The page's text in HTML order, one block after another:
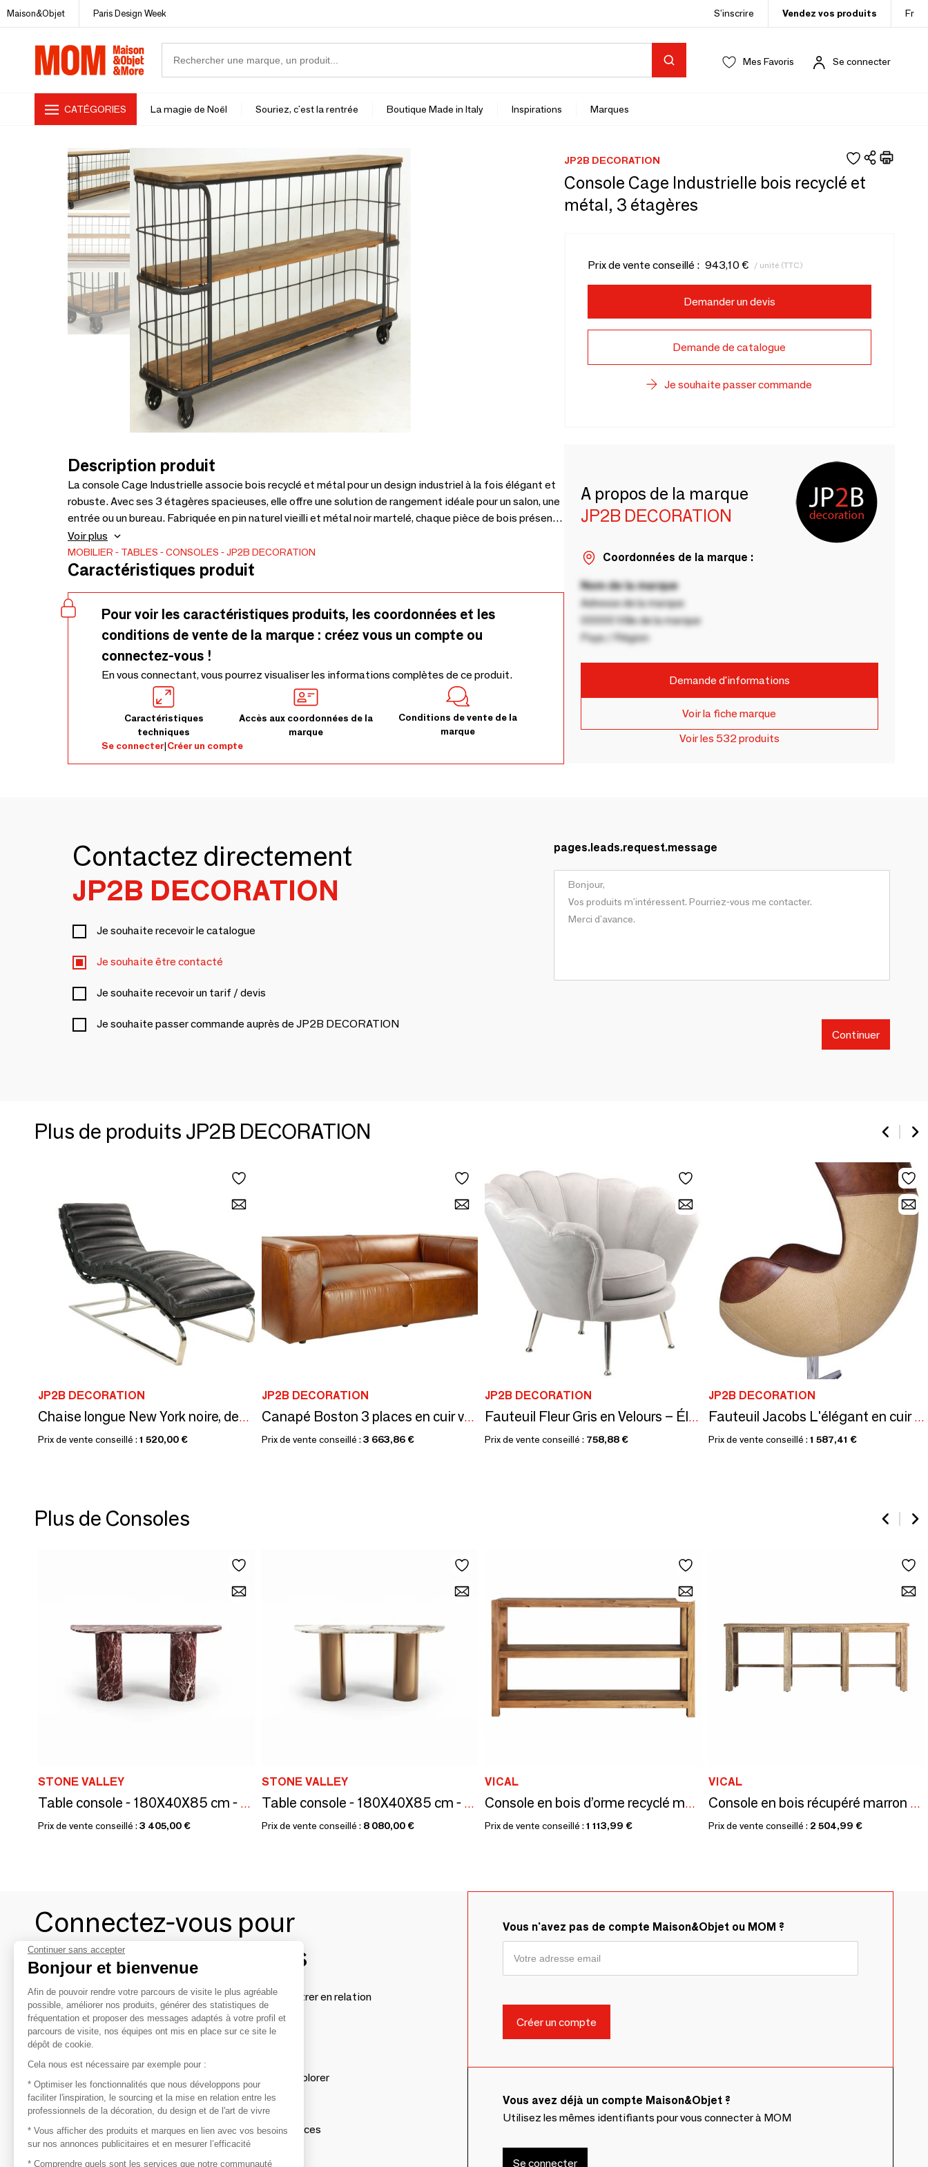
Maison&Objet Paris Design Week S’inscrire Vendez vos produits Fr
Mes Favoris Se connecter
CATÉGORIES La magie de Noël Souriez, c'est la rentrée Boutique Made in Italy Inspirations Marques
Description produit
La console Cage Industrielle associe bois recyclé et métal pour un design industriel à la fois élégant et
robuste. Avec ses 3 étagères spacieuses, elle offre une solution de rangement idéale pour un salon, une
entrée ou un bureau. Fabriquée en pin naturel vieilli et métal noir martelé, chaque pièce de bois présente
des irrégularités naturelles qui ajoutent au charme authentique de ce meuble. Dimensions : H82 x L180
x P40 cm, poids : 28 kg.
Voir plus
MOBILIER TABLES CONSOLES JP2B DECORATION
Caractéristiques produit
Pour voir les caractéristiques produits, les coordonnées et les
conditions de vente de la marque : créez vous un compte ou
connectez-vous !
En vous connectant, vous pourrez visualiser les informations complètes de ce produit.
Caractéristiques
techniques
Accès aux coordonnées de la
marque
Conditions de vente de la
marque
Se connecter|Créer un compte
JP2B DECORATION
Console Cage Industrielle bois recyclé et
métal, 3 étagères
Prix de vente conseillé : 943,10 € / unité (TTC)
Demander un devis
Demande de catalogue
Je souhaite passer commande
A propos de la marque
JP2B DECORATION
Coordonnées de la marque :
Nom de la marque
Adresse de la marque
00000 Ville de la marque
Pays / Région
Demande d'informations
Voir la fiche marque
Voir les 532 produits
Contactez directement
JP2B DECORATION
Je souhaite recevoir le catalogue
Je souhaite être contacté
Je souhaite recevoir un tarif / devis
Je souhaite passer commande auprès de JP2B DECORATION
pages.leads.request.message
Continuer
Plus de produits JP2B DECORATION
JP2B DECORATION
Chaise longue New York noire, design moderne, confort élégant
Prix de vente conseillé : 1 520,00 €
JP2B DECORATION
Canapé Boston 3 places en cuir véritable, design épuré et confortable
Prix de vente conseillé : 3 663,86 €
JP2B DECORATION
Fauteuil Fleur Gris en Velours – Élégance et Confort Chic
Prix de vente conseillé : 758,88 €
JP2B DECORATION
Fauteuil Jacobs L'élégant en cuir et toile de jute - Confort et style moderne
Prix de vente conseillé : 1 587,41 €
Plus de Consoles
STONE VALLEY
Table console - 180X40X85 cm - Ombrure - Marbre Rosso Levano
Prix de vente conseillé : 3 405,00 €
STONE VALLEY
Table console - 180X40X85 cm - Ombrure - Quartzite Patagonia
Prix de vente conseillé : 8 080,00 €
VICAL
Console en bois d’orme recyclé marron 140x45x80 cm
Prix de vente conseillé : 1 113,99 €
VICAL
Console en bois récupéré marron 230x57x83 cm
Prix de vente conseillé : 2 504,99 €
Connectez-vous pour
contacter les marques
Afin de profiter au mieux de l'expérience MOM et de rentrer en relation
avec vos marques préférées, créez-vous un compte.
Découvrir
Les produits de milliers de fournisseurs à explorer
S'inspirer
Inspiration et sélections de produits tendances
Vous n'avez pas de compte Maison&Objet ou MOM ?
Vous avez déjà un compte Maison&Objet ?
Utilisez les mêmes identifiants pour vous connecter à MOM
Se connecter
Continuer sans accepter
Bonjour et bienvenue
Afin de pouvoir rendre votre parcours de visite le plus agréable
possible, améliorer nos produits, générer des statistiques de
fréquentation et proposer des messages adaptés à votre profil et
parcours de visite, nos équipes ont mis en place sur ce site le
dépôt de cookie.
Cela nous est nécessaire par exemple pour :
* Optimiser les fonctionnalités que nous développons pour
faciliter l'inspiration, le sourcing et la mise en relation entre les
professionnels de la décoration, du design et de l'art de vivre
* Vous afficher des produits et marques en lien avec vos besoins
sur nos annonces publicitaires et en mesurer l’efficacité
* Comprendre quels sont les services que notre communauté